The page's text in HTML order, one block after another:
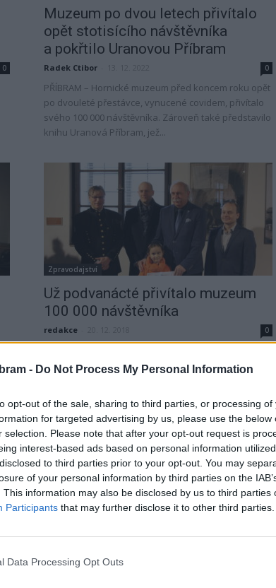
- Do Not Process My Personal Information
opt-out of the sale, sharing to third parties, or processing
for targeted advertising by us, please use the below
selection. Please note that after your opt-out request is
interest-based ads based on personal information
to third parties prior to your opt-out. You may
of your personal information by third parties on the
This information may also be disclosed by us to third parties
Participants that may further disclose it to other third parties.
Data Processing Opt Outs
0
Muzeum po dvou letech přivítalo
opět stotisícího návštěvníka
a pokřtilo Uranovou Příbram
Radek Ctibor 0
PŘÍBRAM – Hornické muzeum před koncem roku opět
po dvouleté přestávce, vynucené covidem, přivítalo
svého 100 000 návštěvníka. Zároveň také představilo
knihu Uranová Příbram, jež...
Zpravodajství
Už podvanácté přivítalo muzeum
100 000 návštěvníka
redakce 0
svého letošního 100 000 návštěvníka. Stalo se tak ve
středu 19. prosince a je jím Vanesa Žižková z první...
Zpravodajství
Už desátý rok navštívilo Hornické